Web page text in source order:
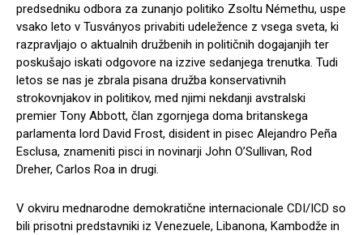
predsedniku odbora za zunanjo politiko Zsoltu Némethu, uspe
vsako leto v Tusványos privabiti udeležence z vsega sveta, ki
razpravljajo o aktualnih družbenih in političnih dogajanjih ter
poskušajo iskati odgovore na izzive sedanjega trenutka. Tudi
letos se nas je zbrala pisana družba konservativnih
strokovnjakov in politikov, med njimi nekdanji avstralski
premier Tony Abbott, član zgornjega doma britanskega
parlamenta lord David Frost, disident in pisec Alejandro Peña
Esclusa, znameniti pisci in novinarji John O’Sullivan, Rod
Dreher, Carlos Roa in drugi.
V okviru mednarodne demokratične internacionale CDI/ICD so
bili prisotni predstavniki iz Venezuele, Libanona, Kambodže in